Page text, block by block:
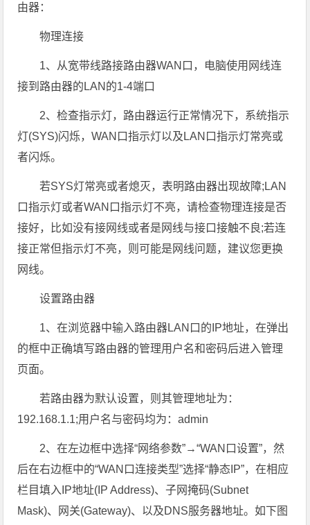
由器：
物理连接
1、从宽带线路接路由器WAN口，电脑使用网线连
接到路由器的LAN的1-4端口
2、检查指示灯，路由器运行正常情况下，系统指示
灯(SYS)闪烁，WAN口指示灯以及LAN口指示灯常亮或
者闪烁。
若SYS灯常亮或者熄灭，表明路由器出现故障;LAN
口指示灯或者WAN口指示灯不亮，请检查物理连接是否
接好，比如没有接网线或者是网线与接口接触不良;若连
接正常但指示灯不亮，则可能是网线问题，建议您更换
网线。
设置路由器
1、在浏览器中输入路由器LAN口的IP地址，在弹出
的框中正确填写路由器的管理用户名和密码后进入管理
页面。
若路由器为默认设置，则其管理地址为：
192.168.1.1;用户名与密码均为：admin
2、在左边框中选择“网络参数”→“WAN口设置”，然
后在右边框中的“WAN口连接类型”选择“静态IP”，在相应
栏目填入IP地址(IP Address)、子网掩码(Subnet
Mask)、网关(Gateway)、以及DNS服务器地址。如下图